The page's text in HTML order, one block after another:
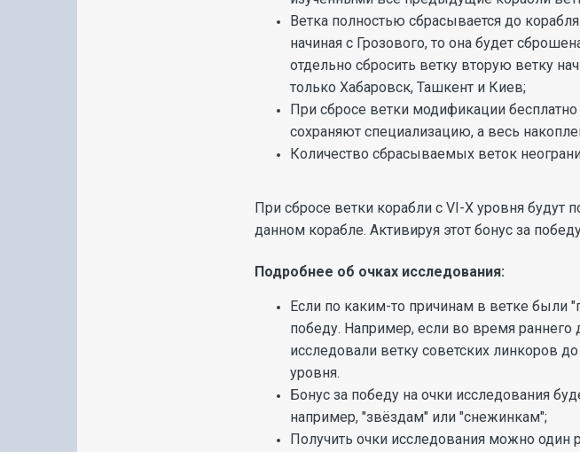
Ветка полностью сбрасывается до
начиная с Грозового, то она будет
отдельно сбросить ветку вторую ветку
только Хабаровск, Ташкент и Киев;
При сбросе ветки модификации
сохраняют специализацию, а весь
Количество сбрасываемых веток
При сбросе ветки корабли с VI-X уровня
данном корабле. Активируя этот бонус за
Подробнее об очках исследования:
Если по каким-то причинам в ветке были
победу. Например, если во время раннего
исследовали ветку советских линкоров
уровня.
Бонус за победу на очки исследования
например, "звёздам" или "снежинкам";
Получить очки исследования можно один